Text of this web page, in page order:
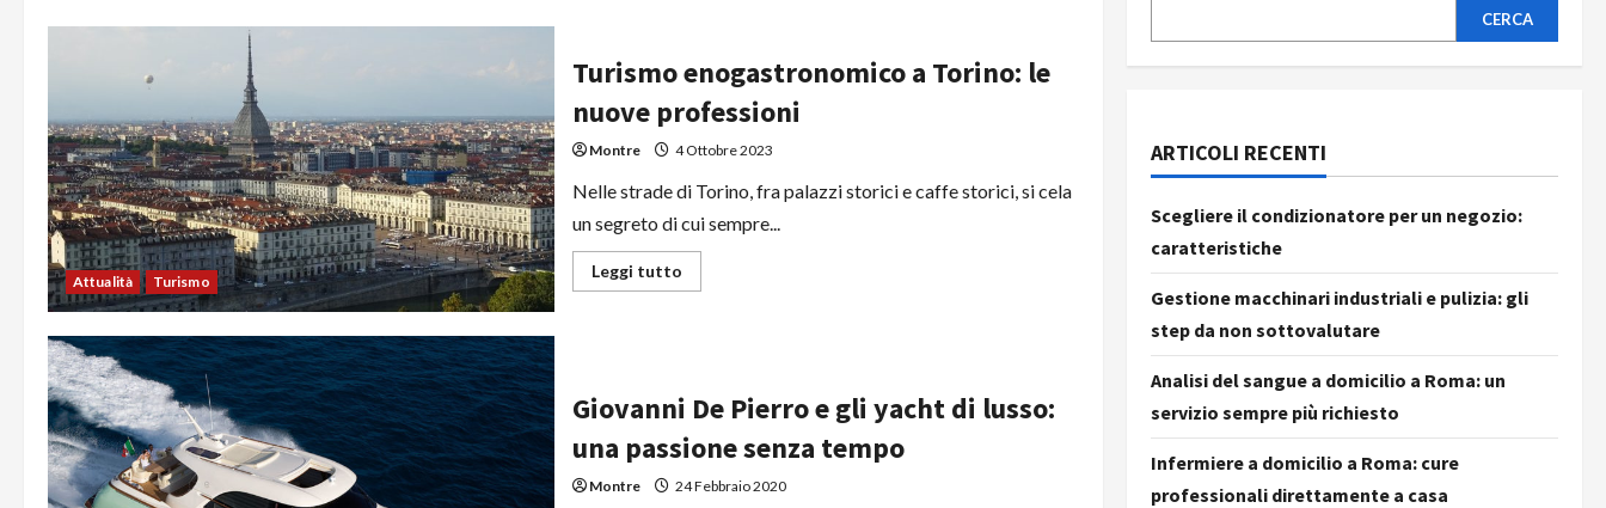
Attualità Turismo
Turismo enogastronomico a Torino: le
nuove professioni
Montre 4 Ottobre 2023
Nelle strade di Torino, fra palazzi storici e caffe storici, si cela
un segreto di cui sempre...
Leggi tuttoLeggi
di
le
nuove
professioni
Giovanni De Pierro e gli yacht di lusso:
una passione senza tempo
Montre 24 Febbraio 2020
CERCA
ARTICOLI RECENTI
Scegliere il condizionatore per un negozio:
caratteristiche
Gestione macchinari industriali e pulizia: gli
step da non sottovalutare
Analisi del sangue a domicilio a Roma: un
servizio sempre più richiesto
Infermiere a domicilio a Roma: cure
professionali direttamente a casa